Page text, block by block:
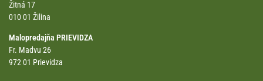
Žitná 17
010 01 Žilina
Malopredajňa PRIEVIDZA
Fr. Madvu 26
972 01 Prievidza